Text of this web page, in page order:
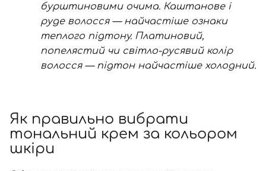
бурштиновими очима. Каштанове і
руде волосся — найчастіше ознаки
теплого підтону. Платиновий,
попелястий чи світло-русявий колір
волосся — підтон найчастіше холодний.
Як правильно вибрати
тональний крем за кольором
шкіри